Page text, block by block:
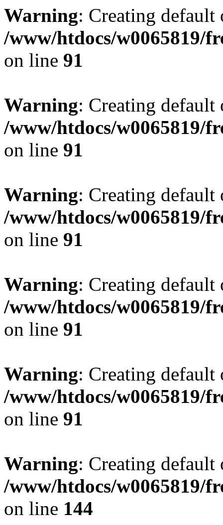
Warning: Creating
/www/htdocs/w0065819/
on line 91
Warning: Creating
/www/htdocs/w0065819/
on line 91
Warning: Creating
/www/htdocs/w0065819/
on line 91
Warning: Creating
/www/htdocs/w0065819/
on line 91
Warning: Creating
/www/htdocs/w0065819/
on line 91
Warning: Creating
/www/htdocs/w0065819/
on line 144